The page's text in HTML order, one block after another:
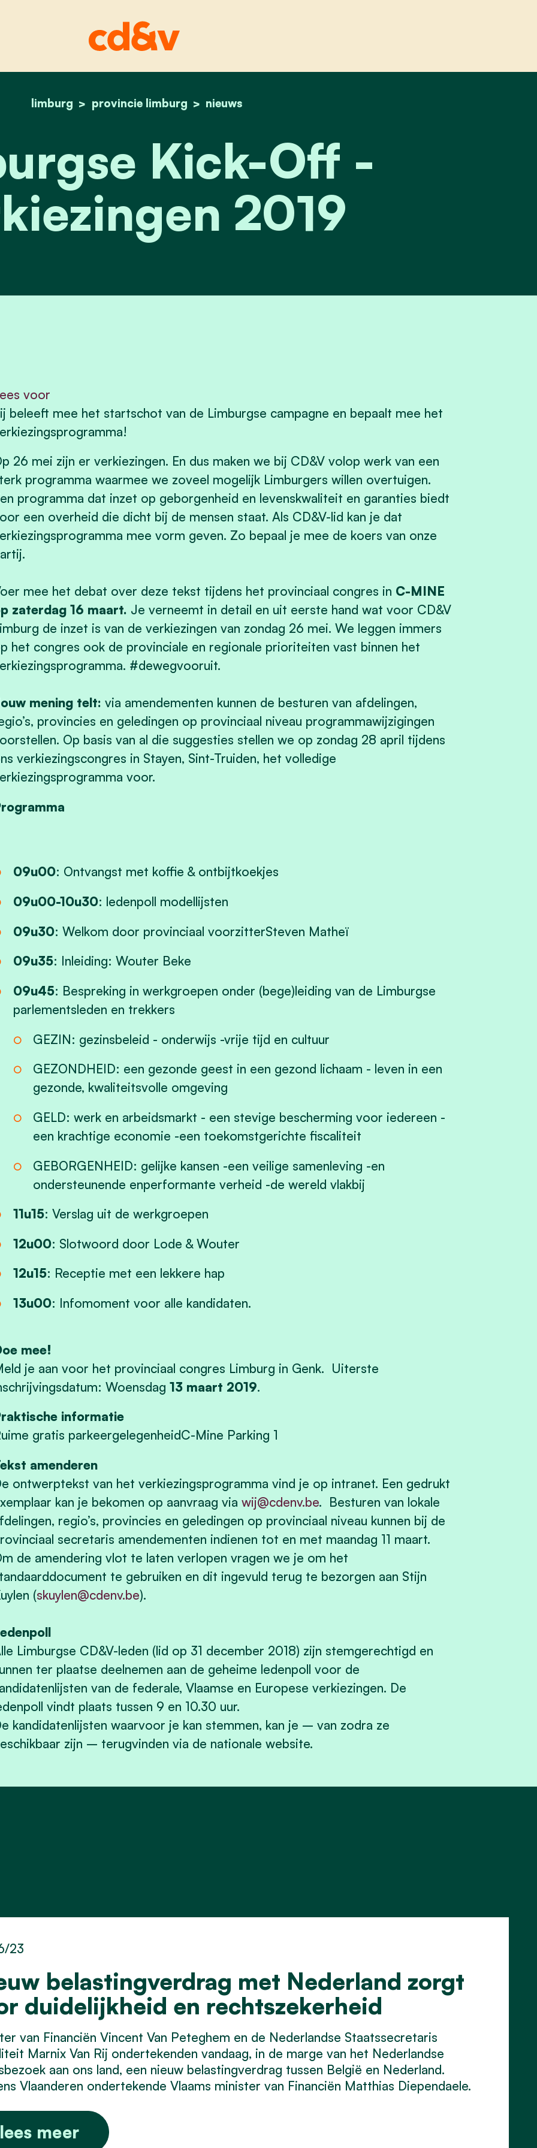
home
limburg provincie limburg nieuws
limburgse kck-off - verkiezingen 2019
Kick-Off -
2019
voor
beleeft mee het startschot van de Limburgse campagne en bepaalt mee het
26 mei zijn er verkiezingen. En dus maken we bij CD&V volop werk van een
programma waarmee we zoveel mogelijk Limburgers willen overtuigen.
programma dat inzet op geborgenheid en levenskwaliteit en garanties biedt
een overheid die dicht bij de mensen staat. Als CD&V-lid kan je dat
mee vorm geven. Zo bepaal je mee de koers van onze
mee het debat over deze tekst tijdens het provinciaal congres in C-MINE
zaterdag 16 maart. Je verneemt in detail en uit eerste hand wat voor CD&V
de inzet is van de verkiezingen van zondag 26 mei. We leggen immers
het congres ook de provinciale en regionale prioriteiten vast binnen het
#dewegvooruit.
mening telt: via amendementen kunnen de besturen van afdelingen,
provincies en geledingen op provinciaal niveau programmawijzigingen
Op basis van al die suggesties stellen we op zondag 28 april tijdens
verkiezingscongres in Stayen, Sint-Truiden, het volledige
voor.
09u00: Ontvangst met koffie & ontbijtkoekjes
09u00-10u30: ledenpoll modellijsten
09u30: Welkom door provinciaal voorzitterSteven Matheï
09u35: Inleiding: Wouter Beke
09u45: Bespreking in werkgroepen onder (bege)leiding van de Limburgse
parlementsleden en trekkers
GEZIN: gezinsbeleid - onderwijs -vrije tijd en cultuur
GEZONDHEID: een gezonde geest in een gezond lichaam - leven in een
gezonde, kwaliteitsvolle omgeving
GELD: werk en arbeidsmarkt - een stevige bescherming voor iedereen -
een krachtige economie -een toekomstgerichte fiscaliteit
GEBORGENHEID: gelijke kansen -een veilige samenleving -en
ondersteunende enperformante verheid -de wereld vlakbij
11u15: Verslag uit de werkgroepen
12u00: Slotwoord door Lode & Wouter
12u15: Receptie met een lekkere hap
13u00: Infomoment voor alle kandidaten.
mee!
je aan voor het provinciaal congres Limburg in Genk. Uiterste
Woensdag 13 maart 2019.
informatie
gratis parkeergelegenheidC-Mine Parking 1
amenderen
ontwerptekst van het verkiezingsprogramma vind je op intranet. Een gedrukt
kan je bekomen op aanvraag via wij@cdenv.be. Besturen van lokale
regio’s, provincies en geledingen op provinciaal niveau kunnen bij de
secretaris amendementen indienen tot en met maandag 11 maart.
de amendering vlot te laten verlopen vragen we je om het
te gebruiken en dit ingevuld terug te bezorgen aan Stijn
(skuylen@cdenv.be).
Limburgse CD&V-leden (lid op 31 december 2018) zijn stemgerechtigd en
ter plaatse deelnemen aan de geheime ledenpoll voor de
van de federale, Vlaamse en Europese verkiezingen. De
vindt plaats tussen 9 en 10.30 uur.
kandidatenlijsten waarvoor je kan stemmen, kan je – van zodra ze
zijn – terugvinden via de nationale website.
belastingverdrag met Nederland zorgt
duidelijkheid en rechtszekerheid
23
van Financiën Vincent Van Peteghem en de Nederlandse Staatssecretaris
Marnix Van Rij ondertekenden vandaag, in de marge van het Nederlandse
aan ons land, een nieuw belastingverdrag tussen België en Nederland.
Vlaanderen ondertekende Vlaams minister van Financiën Matthias Diependaele.
lees meer